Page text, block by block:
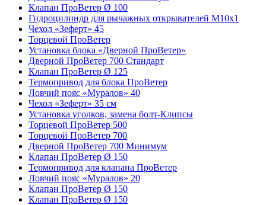
Клапан ПроВетер Ø 100
Гидроцилиндр для рычажных открывателей М10х1
Чехол «Зеферт» 45
Торцевой ПроВетер
Установка блока «Дверной ПроВетер»
Дверной ПроВетер 700 Стандарт
Клапан ПроВетер Ø 125
Термопривод для блока ПроВетер
Ловчий пояс «Муралов» 40
Чехол «Зеферт» 35 см
Установка уголков, замена болт-Клипсы
Торцевой ПроВетер 500
Торцевой ПроВетер 700
Дверной ПроВетер 700 Минимум
Клапан ПроВетер Ø 150
Термопривод для клапана ПроВетер
Ловчий пояс «Муралов» 20
Клапан ПроВетер Ø 150
Клапан ПроВетер Ø 150